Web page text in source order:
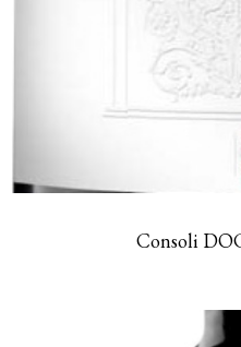
Consoli